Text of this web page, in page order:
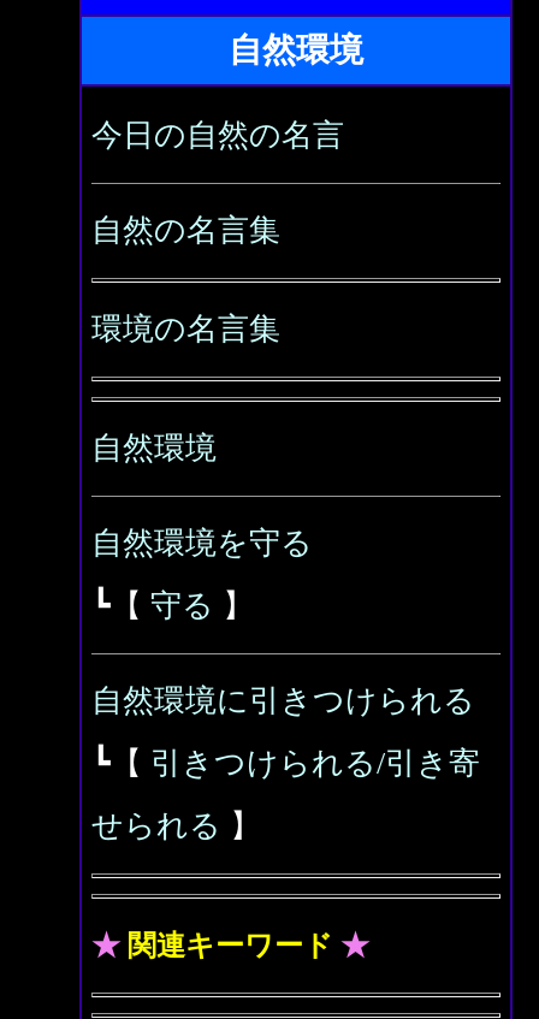
自然環境
今日の自然の名言
自然の名言集
環境の名言集
自然環境
自然環境を守る
┗【 守る 】
自然環境に引きつけられる
┗【 引きつけられる/引き寄
せられる 】
★ 関連キーワード ★